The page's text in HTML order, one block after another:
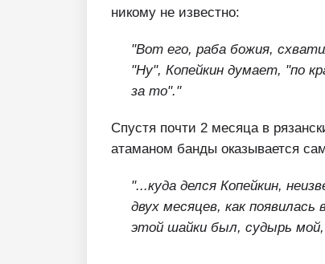
никому не известно:
"Вот его, раба божия,
"Ну", Копейкин думает, "по
за то"."
Спустя почти 2 месяца в
атаманом банды оказывается
"...куда делся Копейкин,
двух месяцев, как
этой шайки был, судырь мой,